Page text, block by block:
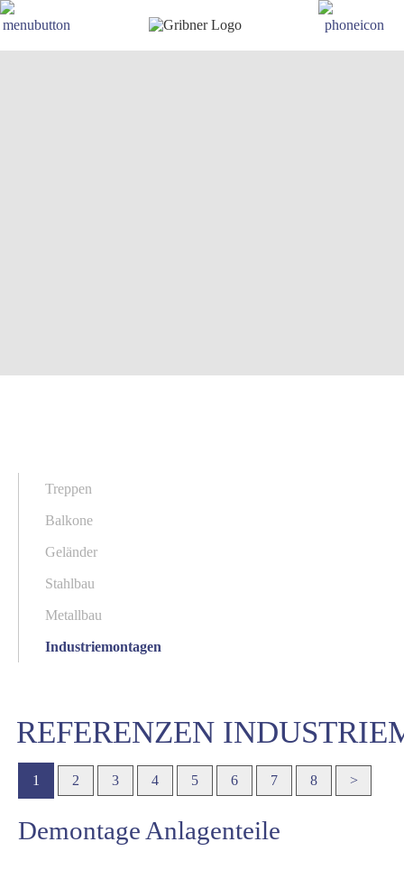
Treppen
Balkone
Geländer
Stahlbau
Metallbau
Industriemontagen
REFERENZEN
1 2 3 4 5 6 7 8 >
Demontage Anlagenteile